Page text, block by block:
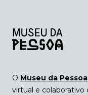
O Museu da Pessoa
virtual e colaborativo